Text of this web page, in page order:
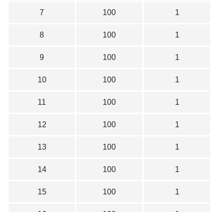
7 100 1
8 100 1
9 100 1
10 100 1
11 100 1
12 100 1
13 100 1
14 100 1
15 100 1